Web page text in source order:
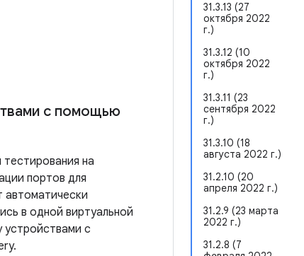
31.3.13 (27
октября 2022
г.)
31.3.12 (10
октября 2022
г.)
31.3.11 (23
сентября 2022
г.)
31.3.10 (18
августа 2022 г.)
31.2.10 (20
апреля 2022 г.)
31.2.9 (23 марта
2022 г.)
31.2.8 (7
с помощью
на
портов для
автоматически
в одной виртуальной
устройствами с